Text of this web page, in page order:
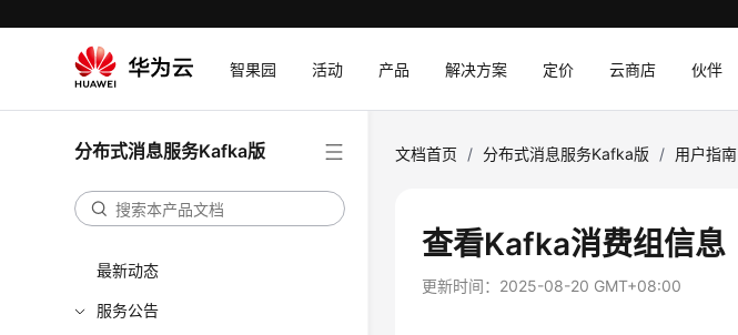
智果园 活动 产品 解决方案 定价 云商店 伙伴
分布式消息服务Kafka版
最新动态
服务公告
文档首页 / 分布式消息服务Kafka版 / 用户指南
查看Kafka消费组信息
更新时间： 2025-08-20 GMT+08:00